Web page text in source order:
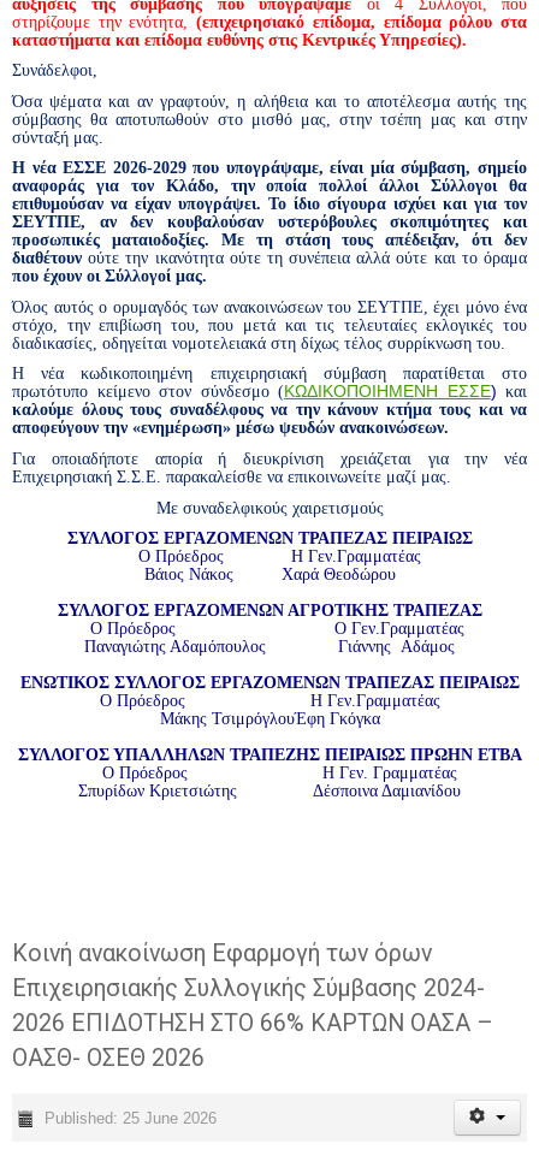
αυξήσεις της σύμβασης που υπογράψαμε οι 4 Σύλλογοι, που
στηρίζουμε την ενότητα,(επιχειρησιακό επίδομα, επίδομα ρόλου στα
καταστήματα και επίδομα ευθύνης στις Κεντρικές Υπηρεσίες).
Συνάδελφοι,
Όσα ψέματα και αν γραφτούν, η αλήθεια και το αποτέλεσμα αυτής της
σύμβασης θα αποτυπωθούν στο μισθό μας, στην τσέπη μας και στην
σύνταξή μας.
Η νέα ΕΣΣΕ 2026-2029 που υπογράψαμε, είναι μία σύμβαση, σημείο
αναφοράς για τον Κλάδο, την οποία πολλοί άλλοι Σύλλογοι θα
επιθυμούσαν να είχαν υπογράψει. Το ίδιο σίγουρα ισχύει και για τον
ΣΕΥΤΠΕ, αν δεν κουβαλούσαν υστερόβουλες σκοπιμότητες και
προσωπικές ματαιοδοξίες. Με τη στάση τους απέδειξαν, ότι δεν
διαθέτουνούτε την ικανότητα ούτε τη συνέπεια αλλά ούτε και το όραμα
που έχουν οι Σύλλογοί μας.
Όλος αυτός ο ορυμαγδός των ανακοινώσεων του ΣΕΥΤΠΕ, έχει μόνο ένα
στόχο, την επιβίωση του, που μετά και τις τελευταίες εκλογικές του
διαδικασίες, οδηγείται νομοτελειακά στη δίχως τέλος συρρίκνωση του.
Η νέα κωδικοποιημένη επιχειρησιακή σύμβαση παρατίθεται στο
πρωτότυπο κείμενο στον σύνδεσμο (ΚΩΔΙΚΟΠΟΙΗΜΕΝΗ ΕΣΣΕ) και
καλούμε όλους τους συναδέλφους να την κάνουν κτήμα τους και να
αποφεύγουν την «ενημέρωση» μέσω ψευδών ανακοινώσεων.
Για οποιαδήποτε απορία ή διευκρίνιση χρειάζεται για την νέα
Επιχειρησιακή Σ.Σ.Ε. παρακαλείσθε να επικοινωνείτε μαζί μας.
Με συναδελφικούς χαιρετισμούς
ΣΥΛΛΟΓΟΣ ΕΡΓΑΖΟΜΕΝΩΝ ΤΡΑΠΕΖΑΣ ΠΕΙΡΑΙΩΣ
Ο Πρόεδρος
Η Γεν.Γραμματέας
Βάιος Νάκος
Χαρά Θεοδώρου
ΣΥΛΛΟΓΟΣ ΕΡΓΑΖΟΜΕΝΩΝ ΑΓΡΟΤΙΚΗΣ ΤΡΑΠΕΖΑΣ
Ο Πρόεδρος
Ο Γεν.Γραμματέας
Παναγιώτης Αδαμόπουλος
Γιάννης Αδάμος
ΕΝΩΤΙΚΟΣ ΣΥΛΛΟΓΟΣ ΕΡΓΑΖΟΜΕΝΩΝ ΤΡΑΠΕΖΑΣ ΠΕΙΡΑΙΩΣ
Ο Πρόεδρος
Η Γεν.Γραμματέας
Μάκης ΤσιμρόγλουΈφη Γκόγκα
ΣΥΛΛΟΓΟΣ ΥΠΑΛΛΗΛΩΝ ΤΡΑΠΕΖΗΣ ΠΕΙΡΑΙΩΣ ΠΡΩΗΝ ΕΤΒΑ
Ο Πρόεδρος
Η Γεν. Γραμματέας
Σπυρίδων Κριετσιώτης Δέσποινα Δαμιανίδου
Κοινή ανακοίνωση Εφαρμογή των όρων
Επιχειρησιακής Συλλογικής Σύμβασης 2024-
2026 ΕΠΙΔΟΤΗΣΗ ΣΤΟ 66% ΚΑΡΤΩΝ ΟΑΣΑ –
ΟΑΣΘ- ΟΣΕΘ 2026
Published: 25 June 2026